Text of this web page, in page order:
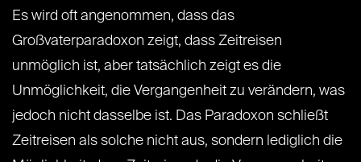
Es wird oft angenommen, dass das
Großvaterparadoxon zeigt, dass Zeitreisen
unmöglich ist, aber tatsächlich zeigt es die
Unmöglichkeit, die Vergangenheit zu verändern, was
jedoch nicht dasselbe ist. Das Paradoxon schließt
Zeitreisen als solche nicht aus, sondern lediglich die